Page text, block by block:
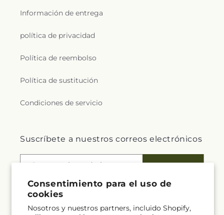
Consentimiento para el uso de
cookies
Nosotros y nuestros partners, incluido Shopify,
Información de entrega
política de privacidad
Política de reembolso
Política de sustitución
Condiciones de servicio
Suscríbete a nuestros correos electrónicos
Correo electrónico Suscribirse
Facebook